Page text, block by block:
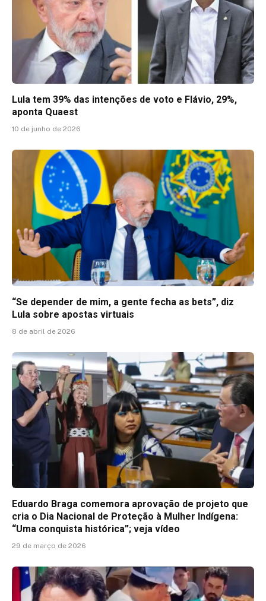
Lula tem 39% das intenções de voto e Flávio, 29%,
aponta Quaest
10 de junho de 2026
“Se depender de mim, a gente fecha as bets”, diz
Lula sobre apostas virtuais
8 de abril de 2026
Eduardo Braga comemora aprovação de projeto que
cria o Dia Nacional de Proteção à Mulher Indígena:
“Uma conquista histórica”; veja vídeo
29 de março de 2026